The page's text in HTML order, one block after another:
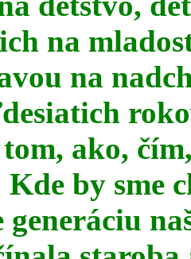
na
na
ako,
Kde by sme
generáciu